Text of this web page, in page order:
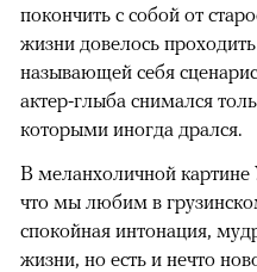
покончить с собой от
жизни довелось
называющей себя
актер-глыба снимался
которыми иногда дрался.
В меланхоличной картине
что мы любим в
спокойная интонация,
жизни, но есть и нечто